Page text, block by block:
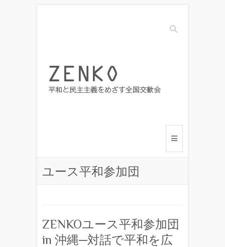
Search
ユース平和参加団
ZENKOユース平和参加団
in 沖縄─対話で平和を広